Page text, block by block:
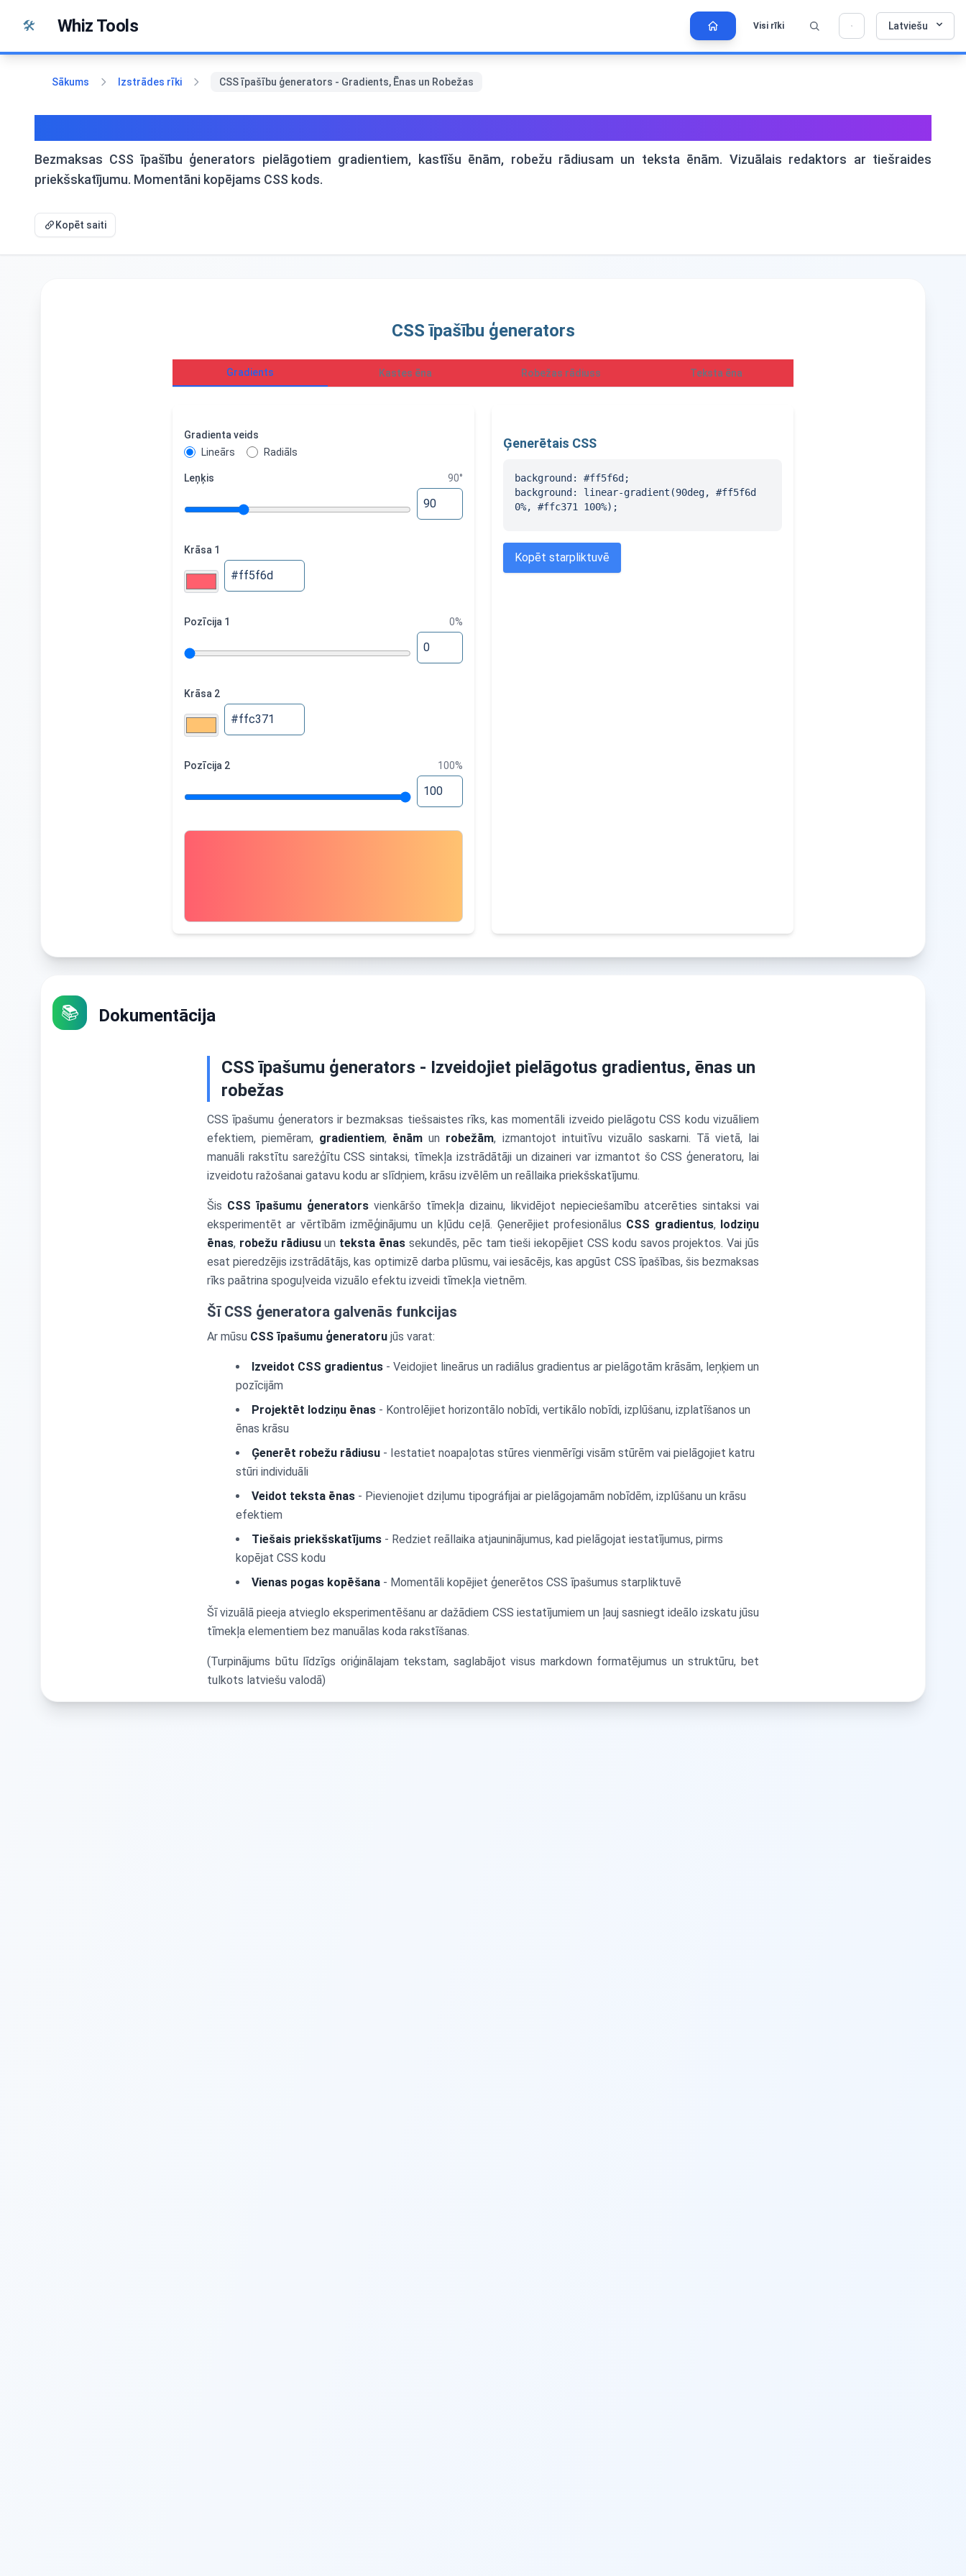
🛠️ Whiz Tools Visi rīki Latviešu
Sākums Izstrādes rīki CSS īpašību ģenerators - Gradients, Ēnas un Robežas
Bezmaksas CSS īpašību ģenerators pielāgotiem gradientiem, kastīšu ēnām, robežu rādiusam un teksta ēnām. Vizuālais redaktors ar tiešraides
priekšskatījumu. Momentāni kopējams CSS kods.
Kopēt saiti
CSS īpašību ģenerators
Gradients Kastes ēna Robežas rādiuss Teksta ēna
Gradienta veids
Lineārs
Radiāls
Leņķis 90°
Krāsa 1
Pozīcija 1 0%
Krāsa 2
Pozīcija 2 100%
Ģenerētais CSS
background: #ff5f6d;
background: linear-gradient(90deg, #ff5f6d
0%, #ffc371 100%);
Kopēt starpliktuvē
📚 Dokumentācija
CSS īpašumu ģenerators - Izveidojiet pielāgotus gradientus, ēnas un
robežas
CSS īpašumu ģenerators ir bezmaksas tiešsaistes rīks, kas momentāli izveido pielāgotu CSS kodu vizuāliem
efektiem, piemēram, gradientiem, ēnām un robežām, izmantojot intuitīvu vizuālo saskarni. Tā vietā, lai
manuāli rakstītu sarežģītu CSS sintaksi, tīmekļa izstrādātāji un dizaineri var izmantot šo CSS ģeneratoru, lai
izveidotu ražošanai gatavu kodu ar slīdņiem, krāsu izvēlēm un reāllaika priekšskatījumu.
Šis CSS īpašumu ģenerators vienkāršo tīmekļa dizainu, likvidējot nepieciešamību atcerēties sintaksi vai
eksperimentēt ar vērtībām izmēģinājumu un kļūdu ceļā. Ģenerējiet profesionālus CSS gradientus, lodziņu
ēnas, robežu rādiusuun teksta ēnas sekundēs, pēc tam tieši iekopējiet CSS kodu savos projektos. Vai jūs
esat pieredzējis izstrādātājs, kas optimizē darba plūsmu, vai iesācējs, kas apgūst CSS īpašības, šis bezmaksas
rīks paātrina spoguļveida vizuālo efektu izveidi tīmekļa vietnēm.
Šī CSS ģeneratora galvenās funkcijas
Ar mūsu CSS īpašumu ģeneratoru jūs varat:
Izveidot CSS gradientus - Veidojiet lineārus un radiālus gradientus ar pielāgotām krāsām, leņķiem un
pozīcijām
Projektēt lodziņu ēnas - Kontrolējiet horizontālo nobīdi, vertikālo nobīdi, izplūšanu, izplatīšanos un
ēnas krāsu
Ģenerēt robežu rādiusu - Iestatiet noapaļotas stūres vienmērīgi visām stūrēm vai pielāgojiet katru
stūri individuāli
Veidot teksta ēnas - Pievienojiet dziļumu tipográfijai ar pielāgojamām nobīdēm, izplūšanu un krāsu
efektiem
Tiešais priekšskatījums - Redziet reāllaika atjauninājumus, kad pielāgojat iestatījumus, pirms
kopējat CSS kodu
Vienas pogas kopēšana - Momentāli kopējiet ģenerētos CSS īpašumus starpliktuvē
Šī vizuālā pieeja atvieglo eksperimentēšanu ar dažādiem CSS iestatījumiem un ļauj sasniegt ideālo izskatu jūsu
tīmekļa elementiem bez manuālas koda rakstīšanas.
(Turpinājums būtu līdzīgs oriģinālajam tekstam, saglabājot visus markdown formatējumus un struktūru, bet
tulkots latviešu valodā)
💡 Vai jums patīk šis instruments? Palīdziet
×